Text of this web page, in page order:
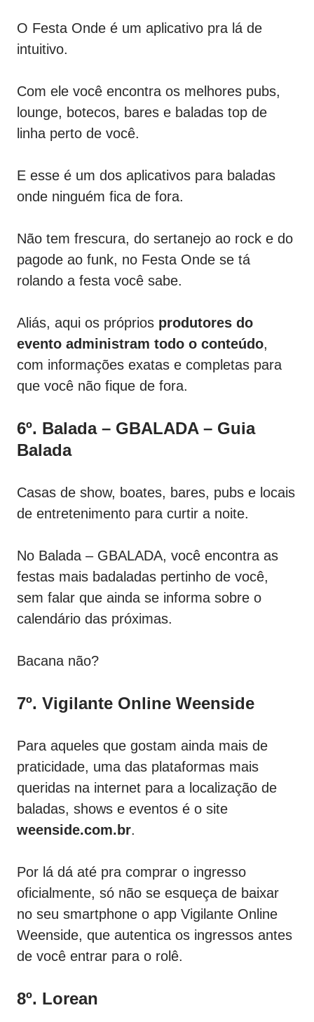
O Festa Onde é um aplicativo pra lá de
intuitivo.
Com ele você encontra os melhores pubs,
lounge, botecos, bares e baladas top de
linha perto de você.
E esse é um dos aplicativos para baladas
onde ninguém fica de fora.
Não tem frescura, do sertanejo ao rock e do
pagode ao funk, no Festa Onde se tá
rolando a festa você sabe.
Aliás, aqui os próprios produtores do
evento administram todo o conteúdo,
com informações exatas e completas para
que você não fique de fora.
6º. Balada – GBALADA – Guia
Balada
Casas de show, boates, bares, pubs e locais
de entretenimento para curtir a noite.
No Balada – GBALADA, você encontra as
festas mais badaladas pertinho de você,
sem falar que ainda se informa sobre o
calendário das próximas.
Bacana não?
7º. Vigilante Online Weenside
Para aqueles que gostam ainda mais de
praticidade, uma das plataformas mais
queridas na internet para a localização de
baladas, shows e eventos é o site
weenside.com.br.
Por lá dá até pra comprar o ingresso
oficialmente, só não se esqueça de baixar
no seu smartphone o app Vigilante Online
Weenside, que autentica os ingressos antes
de você entrar para o rolê.
8º. Lorean